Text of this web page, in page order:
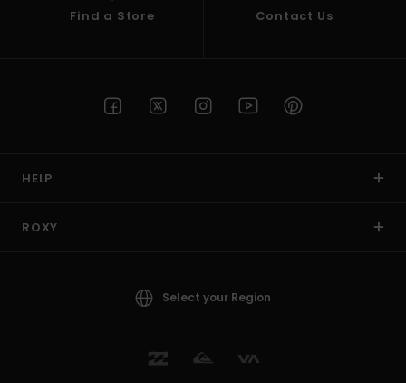
Find a Store Contact Us
HELP
ROXY
Select your Region